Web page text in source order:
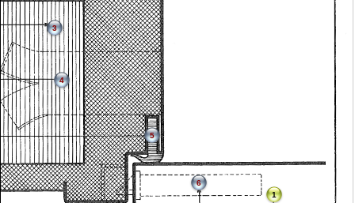
1
3
4
5
6